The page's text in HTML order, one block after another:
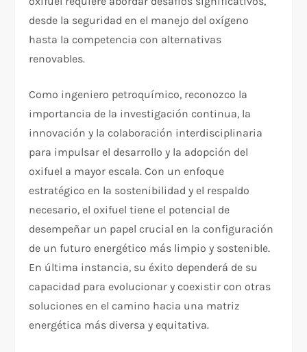
desde la seguridad en el manejo del oxígeno
hasta la competencia con alternativas
renovables.
Como ingeniero petroquímico, reconozco la
importancia de la investigación continua, la
innovación y la colaboración interdisciplinaria
para impulsar el desarrollo y la adopción del
oxifuel a mayor escala. Con un enfoque
estratégico en la sostenibilidad y el respaldo
necesario, el oxifuel tiene el potencial de
desempeñar un papel crucial en la configuración
de un futuro energético más limpio y sostenible.
En última instancia, su éxito dependerá de su
capacidad para evolucionar y coexistir con otras
soluciones en el camino hacia una matriz
energética más diversa y equitativa.